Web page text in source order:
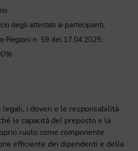
degli attestati ai partecipanti,
Regioni n. 59 del 17.04.2025:
i doveri e le responsabilità
le capacità del preposto e la
ruolo come componente
efficiente dei dipendenti e della